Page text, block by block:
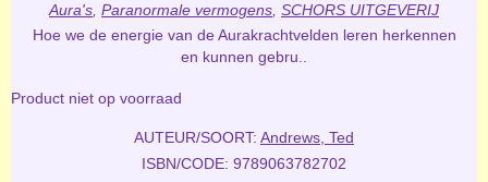
Aura's Paranormale vermogens SCHORS UITGEVERIJ
Hoe we de energie van de Aurakrachtvelden leren herkennen
en kunnen gebru..
Product niet op voorraad
AUTEUR/SOORT: Andrews, Ted
ISBN/CODE: 9789063782702